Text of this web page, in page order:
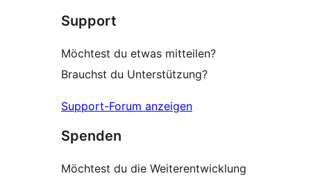
Support
Möchtest du etwas mitteilen?
Brauchst du Unterstützung?
Support-Forum anzeigen
Spenden
Möchtest du die Weiterentwicklung